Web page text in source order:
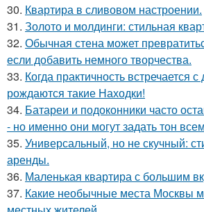
30. Квартира в сливовом настроении.
31. Золото и молдинги: стильная
32. Обычная стена может
если добавить немного творчества.
33. Когда практичность встречается
рождаются такие Находки!
34. Батареи и подоконники часто
- но именно они могут задать тон
35. Универсальный, но не скучный:
аренды.
36. Маленькая квартира с большим
37. Какие необычные места Москвы